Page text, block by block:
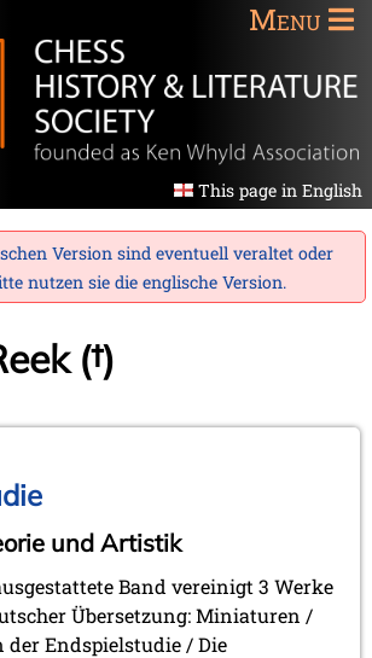
Menu
This page in English
Version sind eventuell veraltet oder
nutzen sie die englische Version.
(†)
und Artistik
Band vereinigt 3 Werke
Übersetzung: Miniaturen /
der Endspielstudie / Die